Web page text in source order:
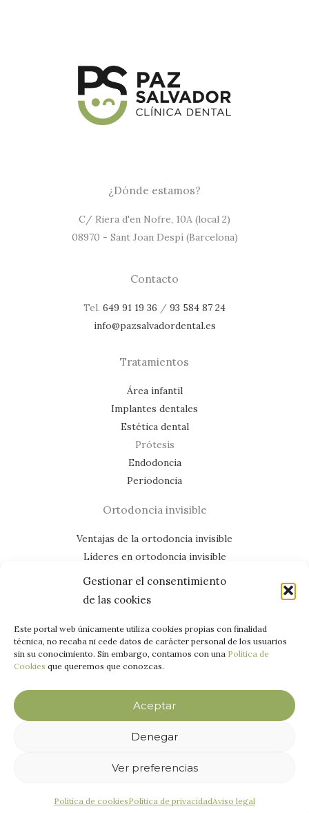
Gestionar el consentimiento
de las cookies
Este portal web únicamente utiliza cookies propias con finalidad
técnica, no recaba ni cede datos de carácter personal de los usuarios
sin su conocimiento. Sin embargo, contamos con una Política de
Cookies que queremos que conozcas.
Aceptar
Denegar
Ver preferencias
Política de cookiesPolítica de privacidadAviso legal
¿Dónde estamos?
C/ Riera d'en Nofre, 10A (local 2)
08970 - Sant Joan Despí (Barcelona)
Contacto
Tel. 649 91 19 36 / 93 584 87 24
info@pazsalvadordental.es
Tratamientos
Área infantil
Implantes dentales
Estética dental
Prótesis
Endodoncia
Periodoncia
Ortodoncia invisible
Ventajas de la ortodoncia invisible
Líderes en ortodoncia invisible
Casos de éxito
Mapa del lloc web
legal|Política de cookies